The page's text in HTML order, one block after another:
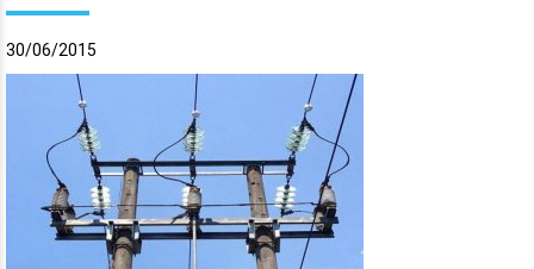
30/06/2015